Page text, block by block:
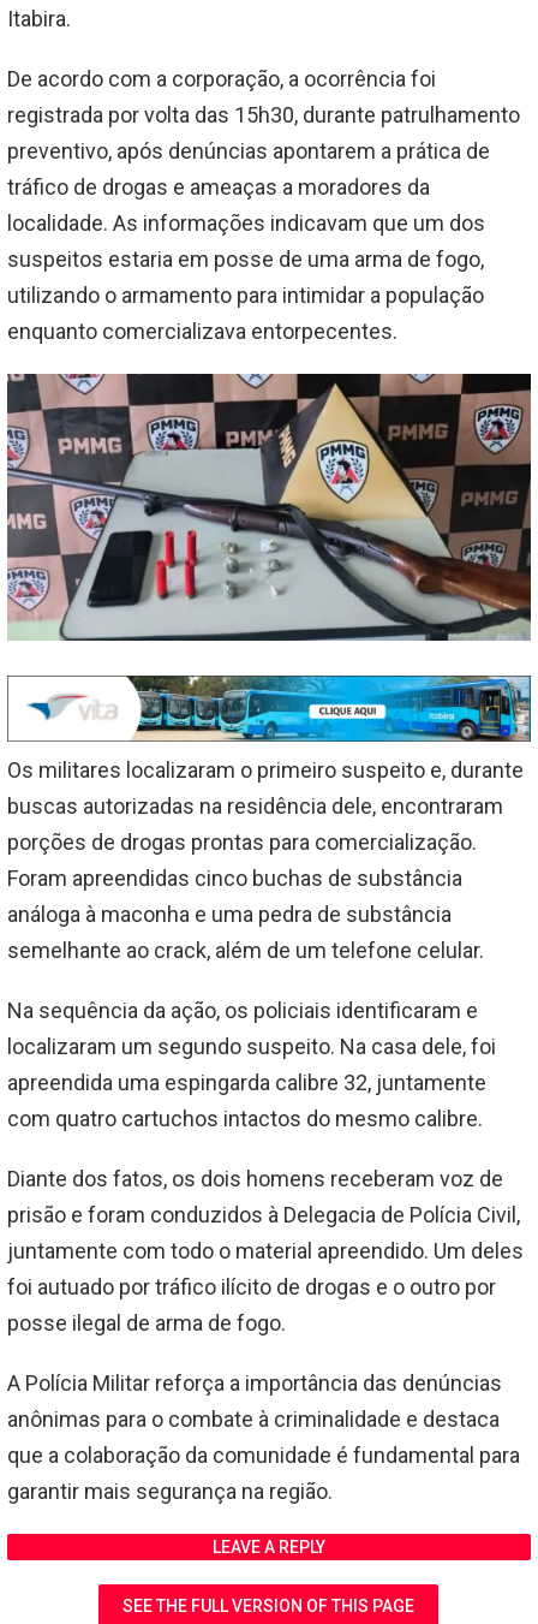
Itabira.
De acordo com a corporação, a ocorrência foi
registrada por volta das 15h30, durante patrulhamento
preventivo, após denúncias apontarem a prática de
tráfico de drogas e ameaças a moradores da
localidade. As informações indicavam que um dos
suspeitos estaria em posse de uma arma de fogo,
utilizando o armamento para intimidar a população
enquanto comercializava entorpecentes.
Os militares localizaram o primeiro suspeito e, durante
buscas autorizadas na residência dele, encontraram
porções de drogas prontas para comercialização.
Foram apreendidas cinco buchas de substância
análoga à maconha e uma pedra de substância
semelhante ao crack, além de um telefone celular.
Na sequência da ação, os policiais identificaram e
localizaram um segundo suspeito. Na casa dele, foi
apreendida uma espingarda calibre 32, juntamente
com quatro cartuchos intactos do mesmo calibre.
Diante dos fatos, os dois homens receberam voz de
prisão e foram conduzidos à Delegacia de Polícia Civil,
juntamente com todo o material apreendido. Um deles
foi autuado por tráfico ilícito de drogas e o outro por
posse ilegal de arma de fogo.
A Polícia Militar reforça a importância das denúncias
anônimas para o combate à criminalidade e destaca
que a colaboração da comunidade é fundamental para
garantir mais segurança na região.
LEAVE A REPLY
SEE THE FULL VERSION OF THIS PAGE